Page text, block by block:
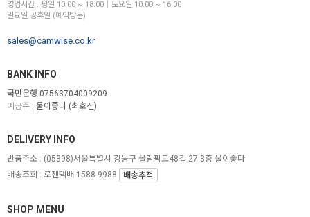
영업시간 : 평일 10:00 ~ 18:00│토요일 10:00 ~ 16:00
일요일 공휴일 (예약방문)
sales@camwise.co.kr
BANK INFO
국민은행 07563704009209
예금주 : 물이좋다 (최호진)
SHOP MENU
DELIVERY INFO
반품주소 : (05398)서울특별시 강동구 올림픽로48길 27 3층 물이좋다
배송조회 : 로젠택배 1588-9988
배송추적